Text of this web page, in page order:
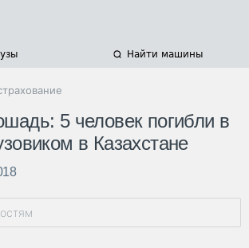
Найти машины
5 человек погибли в
в Казахстане